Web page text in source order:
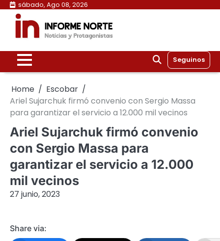
Skip
content
sábado, Ago 08, 2026
Seguinos
Home
Escobar
Ariel Sujarchuk firmó convenio con Sergio Massa
para garantizar el servicio a 12.000 mil vecinos
Ariel Sujarchuk firmó convenio
con Sergio Massa para
garantizar el servicio a 12.000
mil vecinos
27 junio, 2023
Share via: